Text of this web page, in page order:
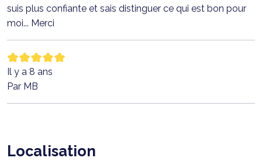
suis plus confiante et sais distinguer ce qui est bon pour
moi... Merci
Il y a 8 ans
Par MB
Localisation